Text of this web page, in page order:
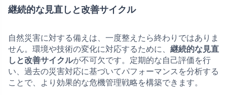
継続的な見直しと改善サイクル
自然災害に対する備えは、一度整えたら終わりではありま
せん。環境や技術の変化に対応するために、 継続的な見直
しと改善サイクルが不可欠です。定期的な自己評価を行
い、過去の災害対応に基づいてパフォーマンスを分析する
ことで、より効果的な危機管理戦略を構築できます。